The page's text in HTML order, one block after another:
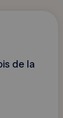
de la